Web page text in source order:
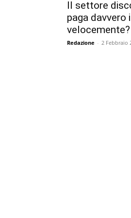
Il settore
paga davvero
velocemente?
Redazione - 2 Febbraio